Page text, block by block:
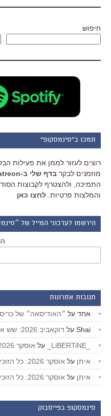
חיפוש
תמכו ב"סינמסקופ"
רוצים לעזור לממן את פעילות
מוזמנים לבקר בדף שלי ב-Patreon
התמיכה, ולהצטרף לקבוצות
והמלצות פרטיות. לחצו כאן
הירשמו לעדכוני המייל של
תגובות אחרונות
אחד על ״האודיסאה״ של
Shai על דוקאביב 2026: שש או שבע המלצות
על אוסקר 2026: כל הזוכים
איתן על אוסקר 2026: כל הזוכים
איתן על אוסקר 2026: כל הזוכים
סינמסקופ בפייסבוק